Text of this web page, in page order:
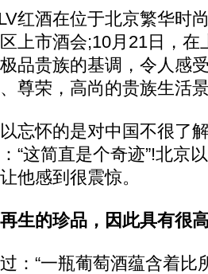
酒在位于北京繁华时
上市酒会;10月21日，在
品贵族的基调，令人感
尊荣，高尚的贵族生活
怀的是对中国不很了
“这简直是个奇迹”!北京
他感到很震惊。
生的珍品，因此具有很
“一瓶葡萄酒蕴含着比